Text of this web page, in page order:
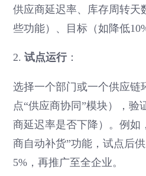
供应商延迟率、库存周转天
些功能）、目标（如降低
2.试点运行：
选择一个部门或一个供应链
点“供应商协同”模块），验
商延迟率是否下降）。例如
商自动补货”功能，试点后
5%，再推广至全企业。